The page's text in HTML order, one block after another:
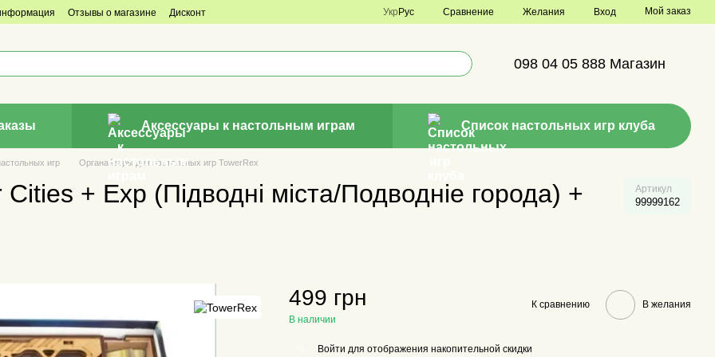
Отзывы о магазине Дисконт Укр Рус Сравнение Желания Вход Мой заказ
098 04 05 888 Магазин
Аксессуары к настольным играм Список настольных игр клуба
игр Органайзеры для настольных игр TowerRex
+ Exp (Підводні міста/Подводніе города) +
Артикул
99999162
499 грн
В наличии
К сравнению В желания
Войти для отображения накопительной скидки